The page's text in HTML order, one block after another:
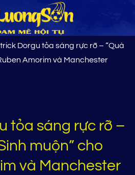
Dorgu tỏa sáng rực rỡ – “Quà
Amorim và Manchester
tỏa sáng rực rỡ –
muộn” cho
và Manchester